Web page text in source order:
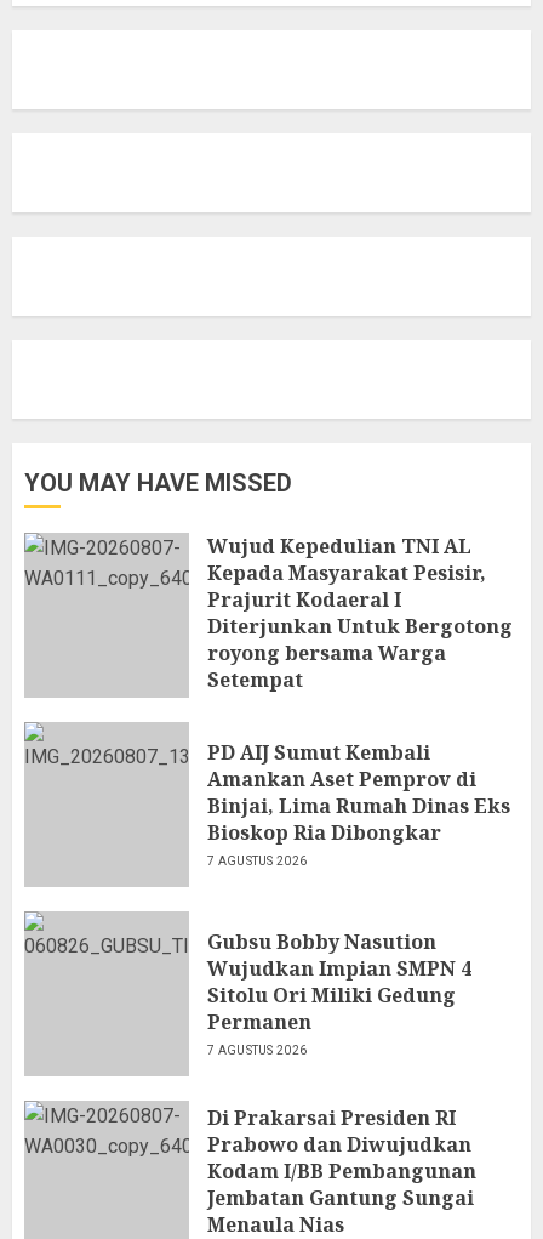
YOU MAY HAVE MISSED
Wujud Kepedulian TNI AL
Kepada Masyarakat Pesisir,
Prajurit Kodaeral I
Diterjunkan Untuk Bergotong
royong bersama Warga
Setempat
PD AIJ Sumut Kembali
Amankan Aset Pemprov di
Binjai, Lima Rumah Dinas Eks
Bioskop Ria Dibongkar
7 AGUSTUS 2026
Gubsu Bobby Nasution
Wujudkan Impian SMPN 4
Sitolu Ori Miliki Gedung
Permanen
7 AGUSTUS 2026
Di Prakarsai Presiden RI
Prabowo dan Diwujudkan
Kodam I/BB Pembangunan
Jembatan Gantung Sungai
Menaula Nias